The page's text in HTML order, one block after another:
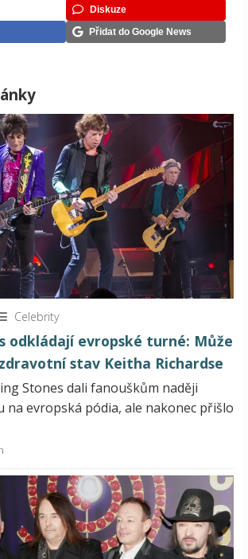
Diskuze
Přidat do Google News
Celebrity
odkládají evropské turné: Může
stav Keitha Richardse
Stones dali fanouškům naději
na evropská pódia, ale nakonec přišlo